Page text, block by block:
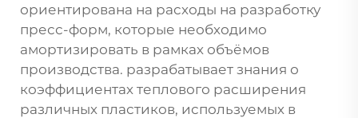
ориентирована на расходы на разработку
пресс-форм, которые необходимо
амортизировать в рамках объёмов
производства. разрабатывает знания о
коэффициентах теплового расширения
различных пластиков, используемых в